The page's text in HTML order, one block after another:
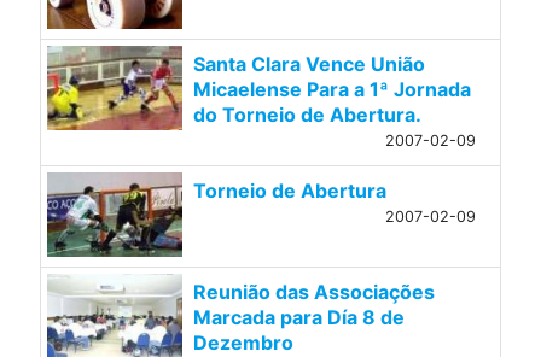
Santa Clara Vence União
Micaelense Para a 1ª Jornada
do Torneio de Abertura.
2007-02-09
Torneio de Abertura
2007-02-09
Reunião das Associações
Marcada para Día 8 de
Dezembro